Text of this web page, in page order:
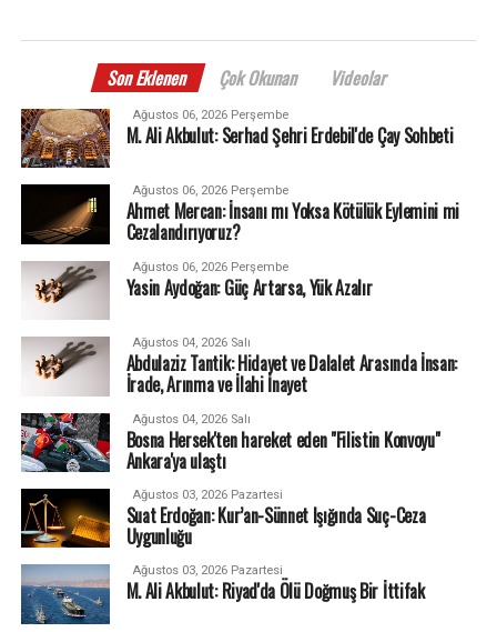
Son Eklenen Çok Okunan Videolar
Ağustos 06, 2026 Perşembe
M. Ali Akbulut: Serhad Şehri Erdebil'de Çay Sohbeti
Ağustos 06, 2026 Perşembe
Ahmet Mercan: İnsanı mı Yoksa Kötülük Eylemini mi
Cezalandırıyoruz?
Ağustos 06, 2026 Perşembe
Yasin Aydoğan: Güç Artarsa, Yük Azalır
Ağustos 04, 2026 Salı
Abdulaziz Tantik: Hidayet ve Dalalet Arasında İnsan:
İrade, Arınma ve İlahi İnayet
Ağustos 04, 2026 Salı
Bosna Hersek'ten hareket eden "Filistin Konvoyu"
Ankara'ya ulaştı
Ağustos 03, 2026 Pazartesi
Suat Erdoğan: Kur’an-Sünnet Işığında Suç-Ceza
Uygunluğu
Ağustos 03, 2026 Pazartesi
M. Ali Akbulut: Riyad'da Ölü Doğmuş Bir İttifak